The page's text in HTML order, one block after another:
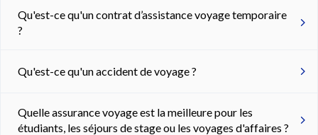
Qu'est-ce qu'un contrat d’assistance voyage temporaire
?
Qu'est-ce qu'un accident de voyage ?
Quelle assurance voyage est la meilleure pour les
étudiants, les séjours de stage ou les voyages d'affaires ?